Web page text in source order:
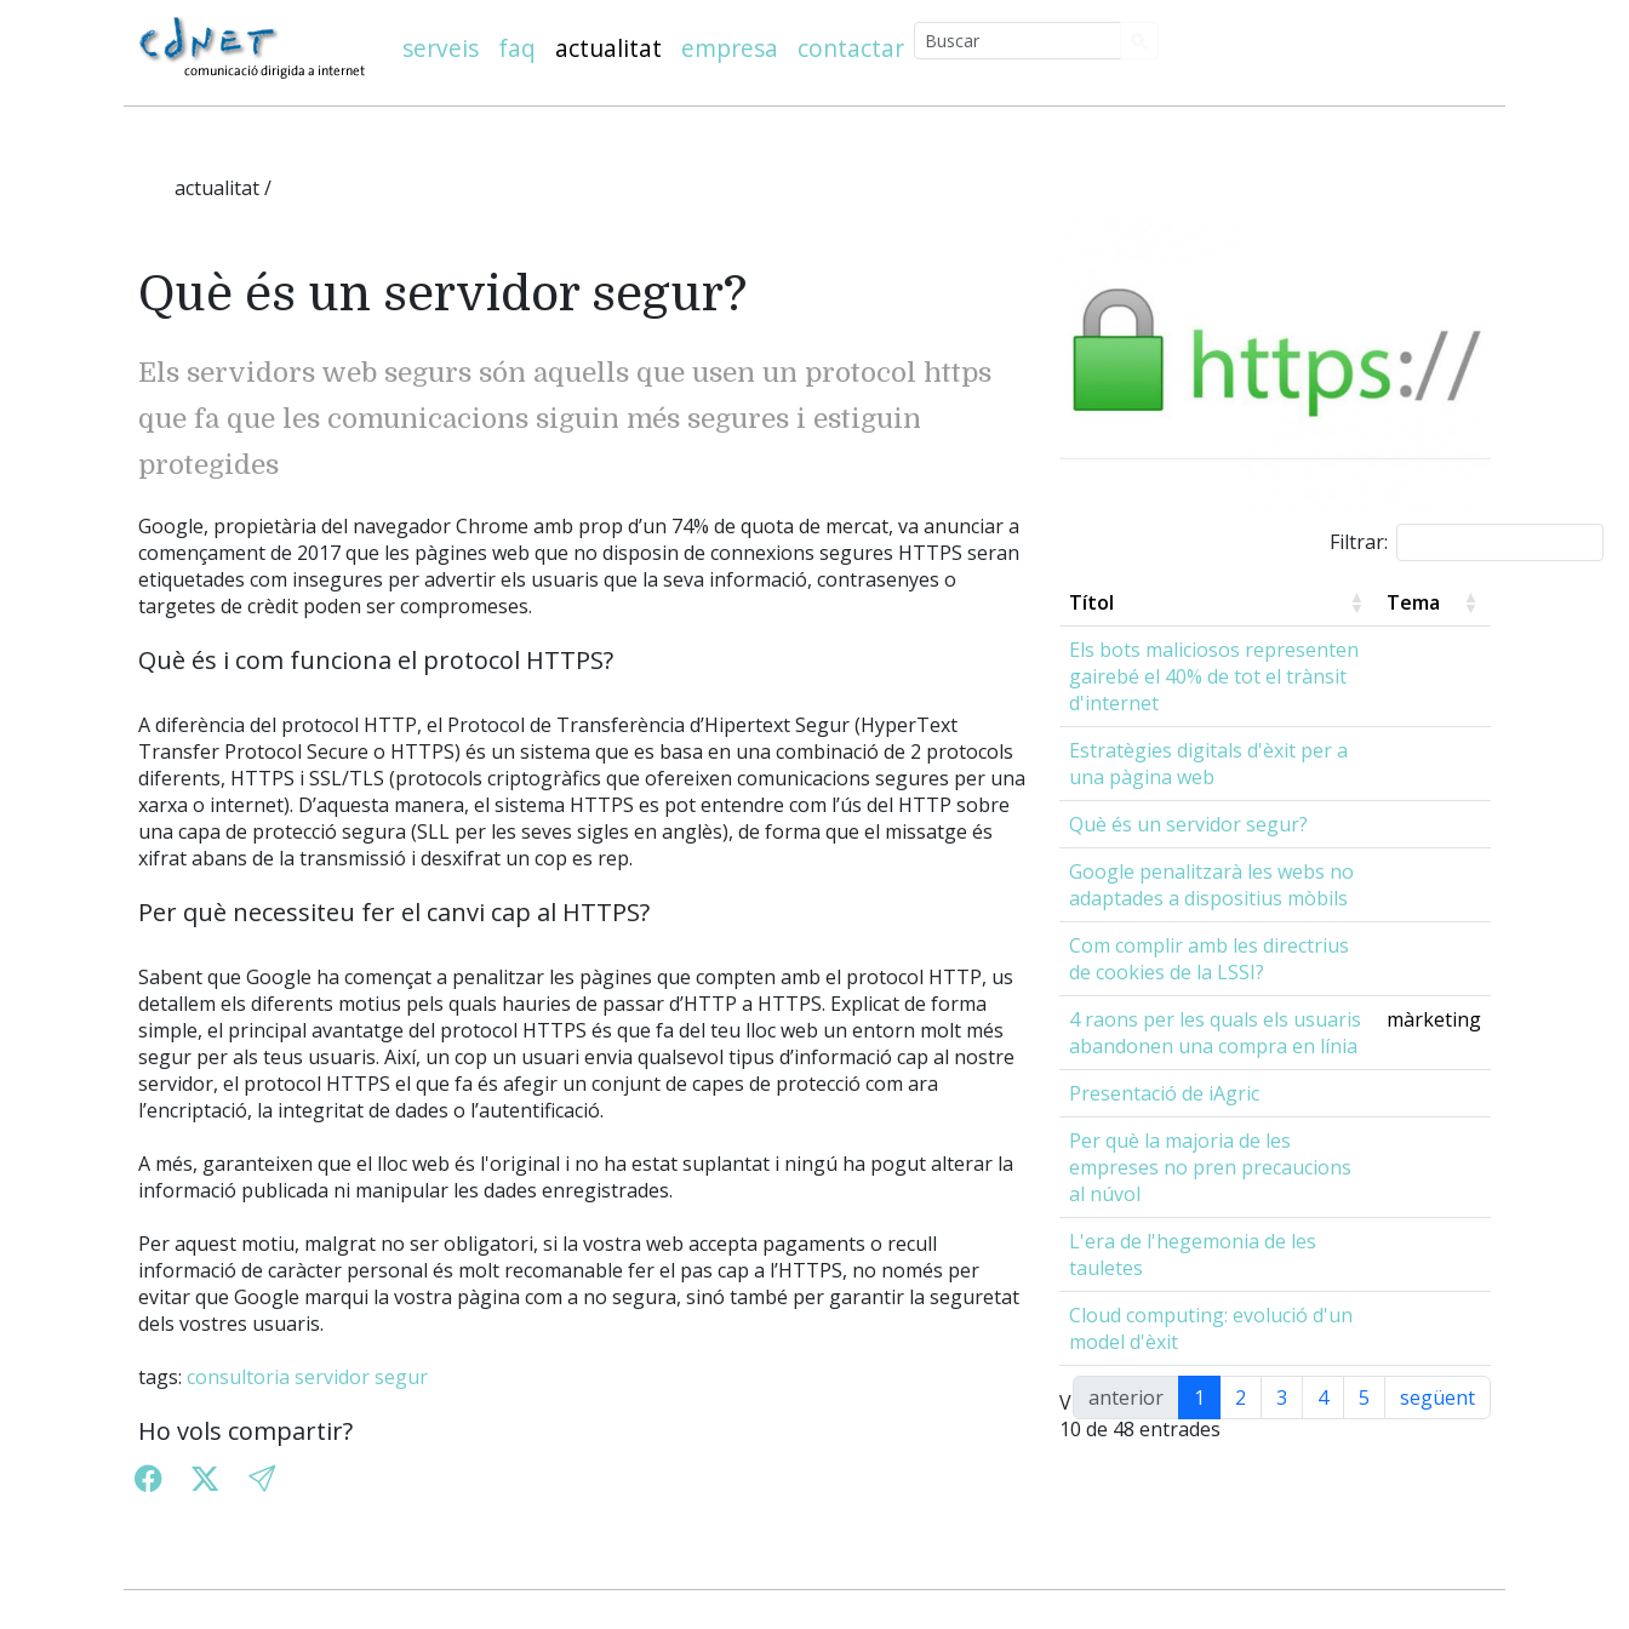
serveis faq actualitat empresa contactar
actualitat /
Què és un servidor segur?
Els servidors web segurs són aquells que usen un protocol https
que fa que les comunicacions siguin més segures i estiguin
protegides
Google, propietària del navegador Chrome amb prop d’un 74% de quota de mercat, va anunciar a
començament de 2017 que les pàgines web que no disposin de connexions segures HTTPS seran
etiquetades com insegures per advertir els usuaris que la seva informació, contrasenyes o
targetes de crèdit poden ser compromeses.
Què és i com funciona el protocol HTTPS?
A diferència del protocol HTTP, el Protocol de Transferència d’Hipertext Segur (HyperText
Transfer Protocol Secure o HTTPS) és un sistema que es basa en una combinació de 2 protocols
diferents, HTTPS i SSL/TLS (protocols criptogràfics que ofereixen comunicacions segures per una
xarxa o internet). D’aquesta manera, el sistema HTTPS es pot entendre com l’ús del HTTP sobre
una capa de protecció segura (SLL per les seves sigles en anglès), de forma que el missatge és
xifrat abans de la transmissió i desxifrat un cop es rep.
Per què necessiteu fer el canvi cap al HTTPS?
Sabent que Google ha començat a penalitzar les pàgines que compten amb el protocol HTTP, us
detallem els diferents motius pels quals hauries de passar d’HTTP a HTTPS. Explicat de forma
simple, el principal avantatge del protocol HTTPS és que fa del teu lloc web un entorn molt més
segur per als teus usuaris. Així, un cop un usuari envia qualsevol tipus d’informació cap al nostre
servidor, el protocol HTTPS el que fa és afegir un conjunt de capes de protecció com ara
l’encriptació, la integritat de dades o l’autentificació.
A més, garanteixen que el lloc web és l'original i no ha estat suplantat i ningú ha pogut alterar la
informació publicada ni manipular les dades enregistrades.
Per aquest motiu, malgrat no ser obligatori, si la vostra web accepta pagaments o recull
informació de caràcter personal és molt recomanable fer el pas cap a l’HTTPS, no només per
evitar que Google marqui la vostra pàgina com a no segura, sinó també per garantir la seguretat
dels vostres usuaris.
tags: consultoria servidor segur
Ho vols compartir?
Filtrar:
Títol
Tema
Els bots maliciosos representen
gairebé el 40% de tot el trànsit
d'internet
Estratègies digitals d'èxit per a
una pàgina web
Què és un servidor segur?
Google penalitzarà les webs no
adaptades a dispositius mòbils
Com complir amb les directrius
de cookies de la LSSI?
4 raons per les quals els usuaris
abandonen una compra en línia
màrketing
Presentació de iAgric
Per què la majoria de les
empreses no pren precaucions
al núvol
L'era de l'hegemonia de les
tauletes
Cloud computing: evolució d'un
model d'èxit
Visualitzant 1 a
10 de 48 entrades
anterior 1 2 3 4 5 següent